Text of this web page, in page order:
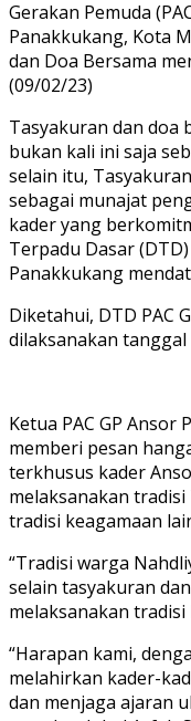
Gerakan Pemuda
Panakkukang, Kota
dan Doa Bersama
(09/02/23)
Tasyakuran dan doa
bukan kali ini saja
selain itu,
sebagai munajat
kader yang
Terpadu Dasar
Panakkukang
Diketahui, DTD PAC
dilaksanakan tanggal
Ketua PAC GP Ansor
memberi pesan
terkhusus kader
melaksanakan
tradisi keagamaan
“Tradisi warga
selain tasyakuran
melaksanakan
“Harapan kami,
melahirkan kader-
dan menjaga ajaran